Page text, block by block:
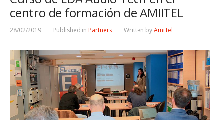
centro de formación de AMIITEL
28/02/2019 Published in Partners Written byAmiitel